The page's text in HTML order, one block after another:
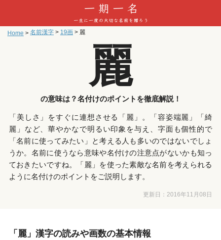
Home > 名前漢字 > 19画 > 麗
麗
の意味は？名付けのポイントを徹底解説！
「美しさ」をすぐに連想させる「麗」。「容姿端麗」「綺
麗」など、華やかなで明るい印象を与え、字面も個性的で
「名前に使ってみたい」と考える人も多いのではないでしょ
うか。名前に使うなら意味や名付けの注意点がないかも知っ
ておきたいですね。「麗」を使った素敵な名前を考えられる
ように名付けのポイントをご説明します。
更新日： 2016年11月08日
「麗」漢字の読みや画数の基本情報